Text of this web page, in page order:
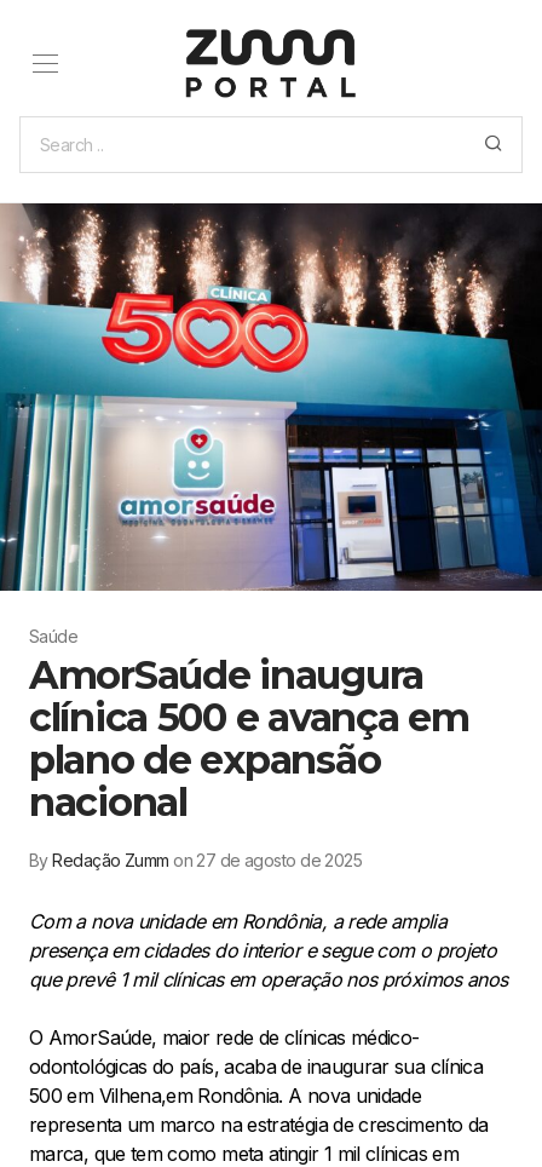
Saúde
AmorSaúde inaugura
clínica 500 e avança em
plano de expansão
nacional
ByRedação Zumm on 27 de agosto de 2025
Com a nova unidade em Rondônia, a rede amplia
presença em cidades do interior e segue com o projeto
que prevê 1 mil clínicas em operação nos próximos anos
O AmorSaúde, maior rede de clínicas médico-
odontológicas do país, acaba de inaugurar sua clínica
500 em Vilhena,em Rondônia. A nova unidade
representa um marco na estratégia de crescimento da
marca, que tem como meta atingir 1 mil clínicas em